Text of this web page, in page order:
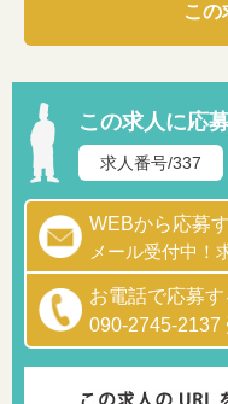
この
この求人に応
求人番号/337
WEBから応募
メール受付中！
お電話で応募す
090-2745-